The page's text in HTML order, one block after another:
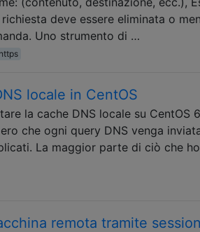
deve essere eliminata o
Uno strumento di …
locale in CentOS
la cache DNS locale su CentOS
che ogni query DNS venga
La maggior parte di ciò che
remota tramite